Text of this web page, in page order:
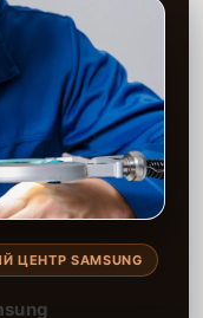
к нам, вы
запчасти, что
вашего
SAMSUNG